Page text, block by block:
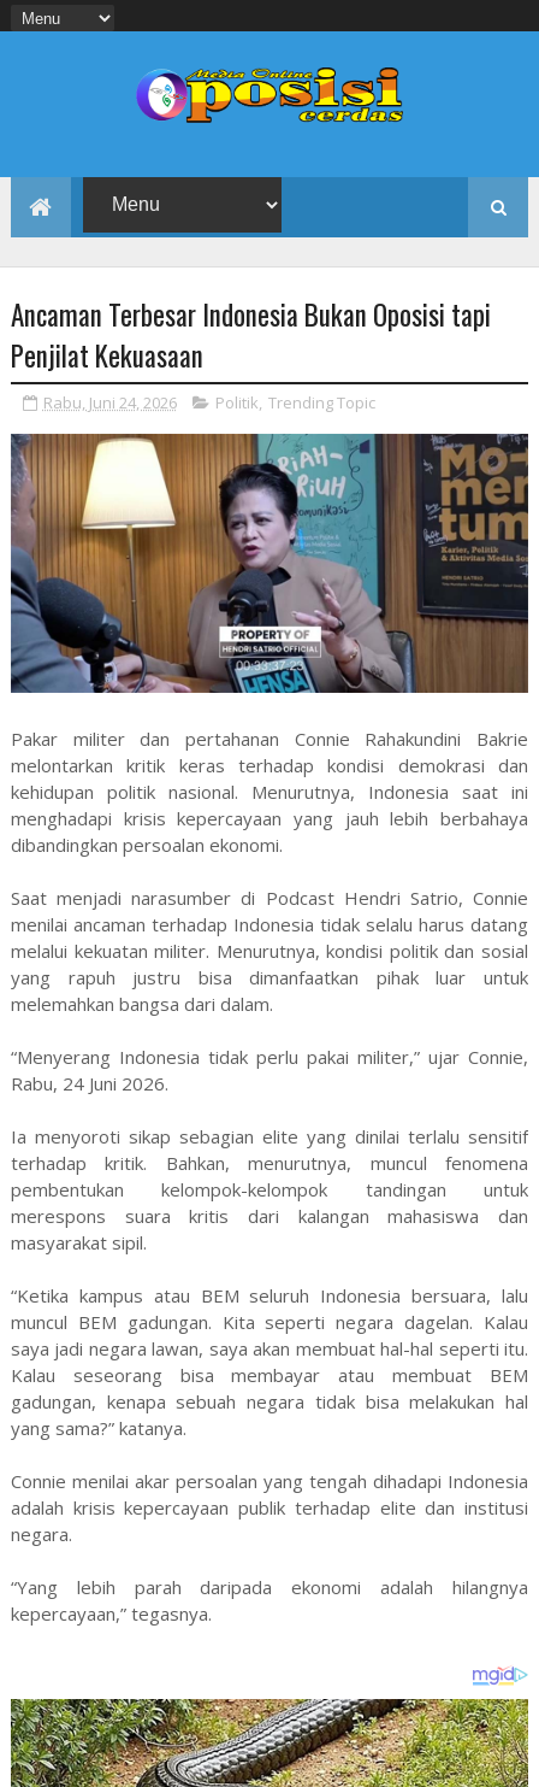
Ancaman Terbesar Indonesia Bukan Oposisi tapi
Penjilat Kekuasaan
Rabu, Juni 24, 2026 Politik, Trending Topic
Pakar militer dan pertahanan Connie Rahakundini Bakrie
melontarkan kritik keras terhadap kondisi demokrasi dan
kehidupan politik nasional. Menurutnya, Indonesia saat ini
menghadapi krisis kepercayaan yang jauh lebih berbahaya
dibandingkan persoalan ekonomi.
Saat menjadi narasumber di Podcast Hendri Satrio, Connie
menilai ancaman terhadap Indonesia tidak selalu harus datang
melalui kekuatan militer. Menurutnya, kondisi politik dan sosial
yang rapuh justru bisa dimanfaatkan pihak luar untuk
melemahkan bangsa dari dalam.
“Menyerang Indonesia tidak perlu pakai militer,” ujar Connie,
Rabu, 24 Juni 2026.
Ia menyoroti sikap sebagian elite yang dinilai terlalu sensitif
terhadap kritik. Bahkan, menurutnya, muncul fenomena
pembentukan kelompok-kelompok tandingan untuk
merespons suara kritis dari kalangan mahasiswa dan
masyarakat sipil.
“Ketika kampus atau BEM seluruh Indonesia bersuara, lalu
muncul BEM gadungan. Kita seperti negara dagelan. Kalau
saya jadi negara lawan, saya akan membuat hal-hal seperti itu.
Kalau seseorang bisa membayar atau membuat BEM
gadungan, kenapa sebuah negara tidak bisa melakukan hal
yang sama?” katanya.
Connie menilai akar persoalan yang tengah dihadapi Indonesia
adalah krisis kepercayaan publik terhadap elite dan institusi
negara.
“Yang lebih parah daripada ekonomi adalah hilangnya
kepercayaan,” tegasnya.